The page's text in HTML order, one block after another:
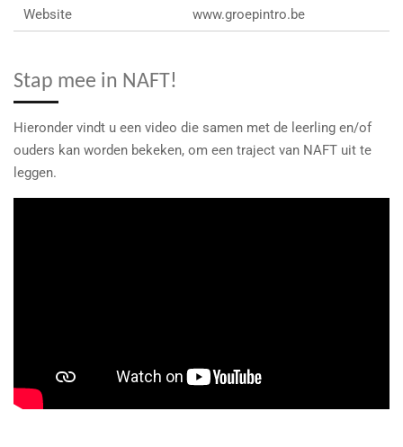
Website www.groepintro.be
Stap mee in NAFT!
Hieronder vindt u een video die samen met de leerling en/of
ouders kan worden bekeken, om een traject van NAFT uit te
leggen.